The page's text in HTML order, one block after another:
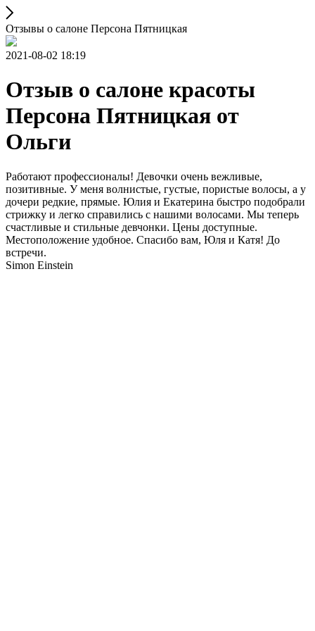
Отзывы о салоне Персона Пятницкая
2021-08-02 18:19
Отзыв о салоне красоты
Персона Пятницкая от
Ольги
Работают профессионалы! Девочки очень вежливые,
позитивные. У меня волнистые, густые, пористые волосы, а у
дочери редкие, прямые. Юлия и Екатерина быстро подобрали
стрижку и легко справились с нашими волосами. Мы теперь
счастливые и стильные девчонки. Цены доступные.
Местоположение удобное. Спасибо вам, Юля и Катя! До
встречи.
Simon Einstein